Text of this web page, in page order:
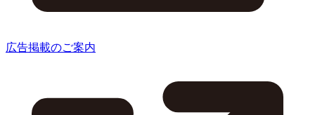
広告掲載のご案内